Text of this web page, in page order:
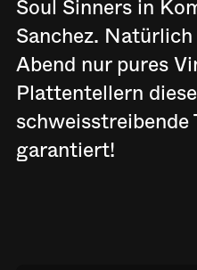
Soul Sinners in
Sanchez.
Abend nur pures
Plattentellern
garantiert!